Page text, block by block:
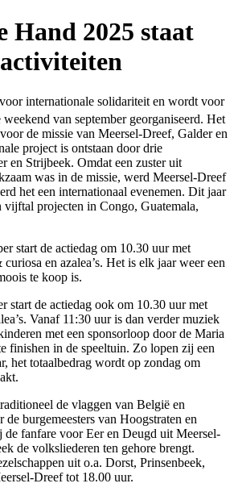
Hand 2025 staat
internationale solidariteit en wordt voor
van september georganiseerd. Het
de missie van Meersel-Dreef, Galder en
project is ontstaan door drie
en Strijbeek. Omdat een zuster uit
was in de missie, werd Meersel-Dreef
het een internationaal evenemen. Dit jaar
projecten in Congo, Guatemala,
start de actiedag om 10.30 uur met
en azalea’s. Het is elk jaar weer een
te koop is.
start de actiedag ook om 10.30 uur met
Vanaf 11:30 uur is dan verder muziek
met een sponsorloop door de Maria
finishen in de speeltuin. Zo lopen zij een
het totaalbedrag wordt op zondag om
de vlaggen van België en
de burgemeesters van Hoogstraten en
fanfare voor Eer en Deugd uit Meersel-
de volksliederen ten gehore brengt.
uit o.a. Dorst, Prinsenbeek,
Dreef tot 18.00 uur.